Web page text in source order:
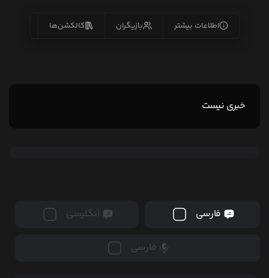
اطلاعات بیشتر بازیگران کالکشن‌ها
خبری نیست
فارسی انگلیسی
فارسی